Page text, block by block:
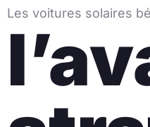
Les voitures solaires